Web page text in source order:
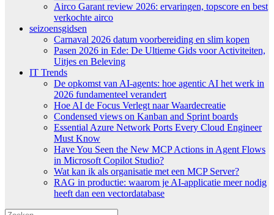
Airco Garant review 2026: ervaringen, topscore en best
verkochte airco
seizoensgidsen
Carnaval 2026 datum voorbereiding en slim kopen
Pasen 2026 in Ede: De Ultieme Gids voor Activiteiten,
Uitjes en Beleving
IT Trends
De opkomst van AI-agents: hoe agentic AI het werk in
2026 fundamenteel verandert
Hoe AI de Focus Verlegt naar Waardecreatie
Condensed views on Kanban and Sprint boards
Essential Azure Network Ports Every Cloud Engineer
Must Know
Have You Seen the New MCP Actions in Agent Flows
in Microsoft Copilot Studio?
Wat kan ik als organisatie met een MCP Server?
RAG in productie: waarom je AI-applicatie meer nodig
heeft dan een vectordatabase